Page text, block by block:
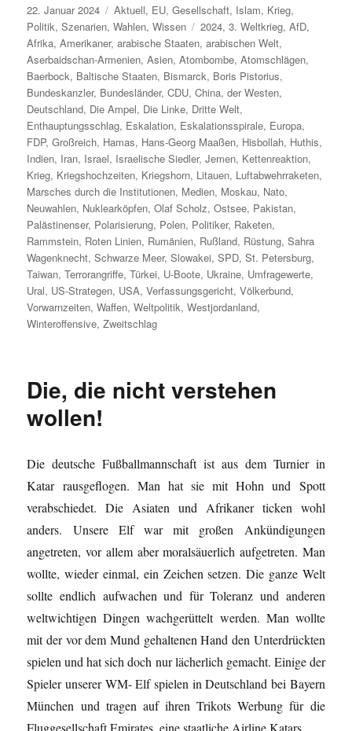
Veröffentlicht
am
22. Januar 2024 Kategorien
Aktuell, EU,Gesellschaft, Islam, Krieg,
Politik,Szenarien,Wahlen,Wissen Schlagwörter
2024,3. Weltkrieg,AfD,
Afrika,Amerikaner,arabische Staaten,arabischen Welt,
Aserbaidschan-Armenien,Asien,Atombombe,Atomschlägen,
Baerbock, Baltische Staaten, Bismarck, Boris Pistorius,
Bundeskanzler, Bundesländer,CDU,China,der Westen,
Deutschland, Die Ampel, Die Linke, Dritte Welt,
Enthauptungsschlag, Eskalation, Eskalationsspirale, Europa,
FDP,Großreich, Hamas, Hans-Georg Maaßen, Hisbollah, Huthis,
Indien, Iran, Israel, Israelische Siedler,Jemen, Kettenreaktion,
Krieg, Kriegshochzeiten, Kriegshorn, Litauen, Luftabwehrraketen,
Marsches durch die Institutionen, Medien, Moskau, Nato,
Neuwahlen, Nuklearköpfen,Olaf Scholz,Ostsee, Pakistan,
Palästinenser, Polarisierung, Polen, Politiker, Raketen,
Rammstein, Roten Linien, Rumänien, Rußland, Rüstung,Sahra
Wagenknecht,Schwarze Meer,Slowakei,SPD,St. Petersburg,
Taiwan,Terrorangriffe,Türkei, U-Boote, Ukraine, Umfragewerte,
Ural, US-Strategen, USA,Verfassungsgericht,Völkerbund,
Vorwarnzeiten,Waffen,Weltpolitik,Westjordanland,
Winteroffensive,Zweitschlag
Die, die nicht verstehen
wollen!
Die deutsche Fußballmannschaft ist aus dem Turnier in
Katar rausgeflogen. Man hat sie mit Hohn und Spott
verabschiedet. Die Asiaten und Afrikaner ticken wohl
anders. Unsere Elf war mit großen Ankündigungen
angetreten, vor allem aber moralsäuerlich aufgetreten. Man
wollte, wieder einmal, ein Zeichen setzen. Die ganze Welt
sollte endlich aufwachen und für Toleranz und anderen
weltwichtigen Dingen wachgerüttelt werden. Man wollte
mit der vor dem Mund gehaltenen Hand den Unterdrückten
spielen und hat sich doch nur lächerlich gemacht. Einige der
Spieler unserer WM- Elf spielen in Deutschland bei Bayern
München und tragen auf ihren Trikots Werbung für die
Fluggesellschaft Emirates, eine staatliche Airline Katars.